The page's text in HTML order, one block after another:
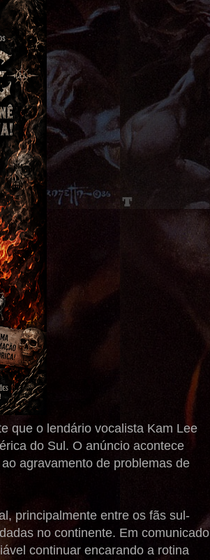
que o lendário vocalista Kam Lee
do Sul. O anúncio acontece
agravamento de problemas de
principalmente entre os fãs sul-
no continente. Em comunicado
continuar encarando a rotina